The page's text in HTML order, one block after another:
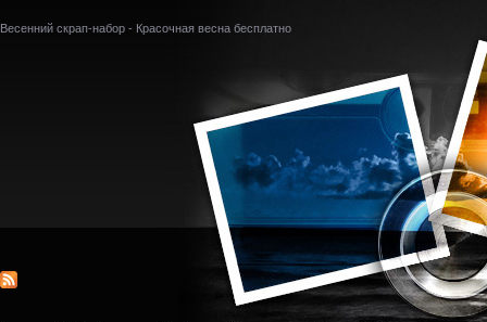
Весенний скрап-набор - Красочная весна бесплатно